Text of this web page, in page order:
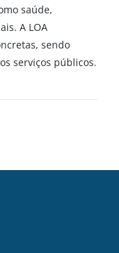
saúde,
A LOA
sendo
serviços públicos.